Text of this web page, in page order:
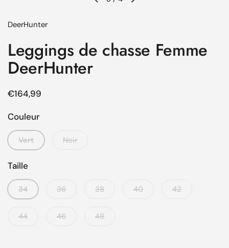
Diapositive précédente
Diapositive suivante
DeerHunter
Leggings de chasse Femme
DeerHunter
Prix régulier
€164,99
Couleur
Vert Noir
Taille
34 36 38 40 42
44 46 48